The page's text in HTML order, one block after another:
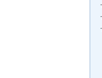
·
·
·